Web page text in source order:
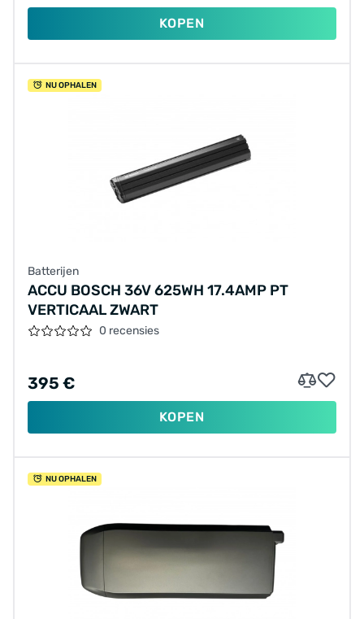
KOPEN
NU OPHALEN
Batterijen
ACCU BOSCH 36V 625WH 17.4AMP PT
VERTICAAL ZWART
0 recensies
395 €
KOPEN
NU OPHALEN